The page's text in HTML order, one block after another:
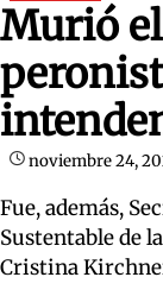
Murió
noviembre 24,
Fue, además,
Sustentable de
Cristina